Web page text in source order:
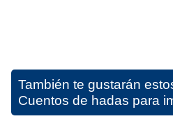
También te gustarán
Cuentos de hadas para